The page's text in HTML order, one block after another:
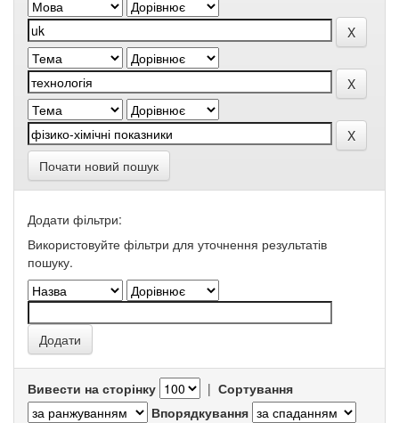
Почати новий пошук
Додати фільтри:
Використовуйте фільтри для уточнення результатів
пошуку.
Вивести на сторінку | Сортування
Впорядкування